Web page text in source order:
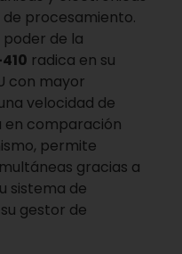
procesamiento.
de la
radica en su
con mayor
velocidad de
en comparación
permite
gracias a
sistema de
gestor de